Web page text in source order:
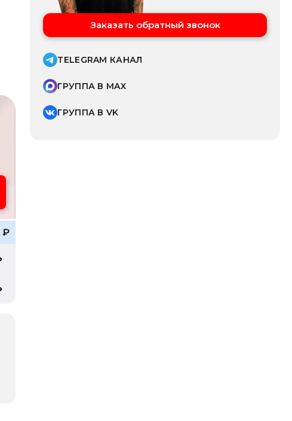
₽
Заказать обратный звонок
TELEGRAM КАНАЛ
ГРУППА В MAX
ГРУППА В VK